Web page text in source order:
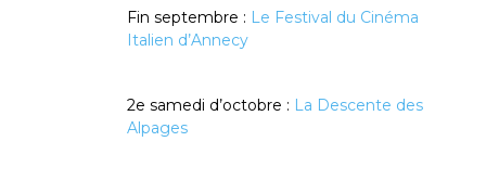
Fin septembre : Le Festival du Cinéma
Italien d’Annecy
2e samedi d’octobre : La Descente des
Alpages